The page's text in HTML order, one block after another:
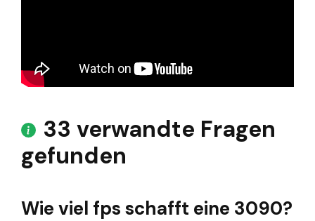
33 verwandte Fragen
gefunden
Wie viel fps schafft eine 3090?